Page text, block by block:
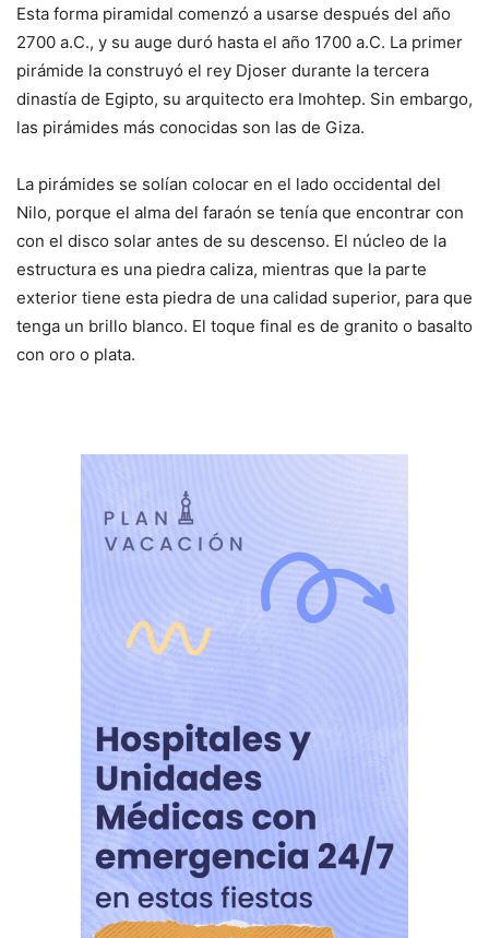
Esta forma piramidal comenzó a usarse después del año
2700 a.C., y su auge duró hasta el año 1700 a.C. La primer
pirámide la construyó el rey Djoser durante la tercera
dinastía de Egipto, su arquitecto era Imohtep. Sin embargo,
las pirámides más conocidas son las de Giza.
La pirámides se solían colocar en el lado occidental del
Nilo, porque el alma del faraón se tenía que encontrar con
con el disco solar antes de su descenso. El núcleo de la
estructura es una piedra caliza, mientras que la parte
exterior tiene esta piedra de una calidad superior, para que
tenga un brillo blanco. El toque final es de granito o basalto
con oro o plata.